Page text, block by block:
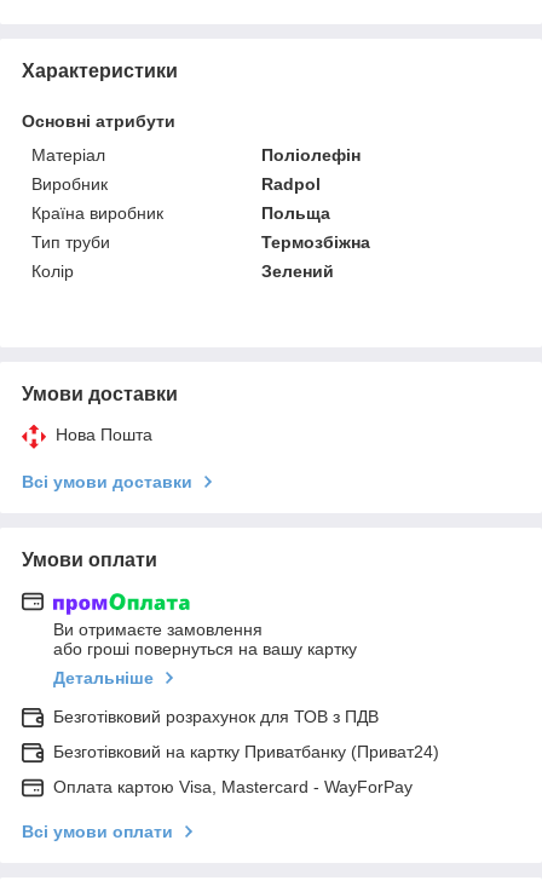
Характеристики
Основні атрибути
Матеріал
Поліолефін
Виробник
Radpol
Країна виробник
Польща
Тип труби
Термозбіжна
Колір
Зелений
Умови доставки
Нова Пошта
Всі умови доставки
Умови оплати
Ви отримаєте замовлення
або гроші повернуться на вашу картку
Детальніше
Безготівковий розрахунок для ТОВ з ПДВ
Безготівковий на картку Приватбанку (Приват24)
Оплата картою Visa, Mastercard - WayForPay
Всі умови оплати